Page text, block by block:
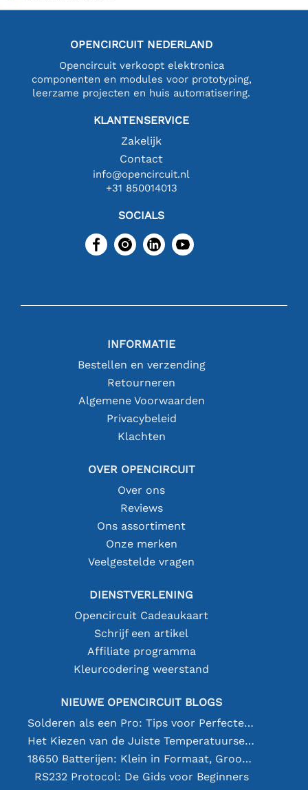
OPENCIRCUIT NEDERLAND
Opencircuit verkoopt elektronica
componenten en modules voor prototyping,
leerzame projecten en huis automatisering.
KLANTENSERVICE
Zakelijk
Contact
info@opencircuit.nl
+31 850014013
SOCIALS
INFORMATIE
Bestellen en verzending
Retourneren
Algemene Voorwaarden
Privacybeleid
Klachten
OVER OPENCIRCUIT
Over ons
Reviews
Ons assortiment
Onze merken
Veelgestelde vragen
DIENSTVERLENING
Opencircuit Cadeaukaart
Schrijf een artikel
Affiliate programma
Kleurcodering weerstand
NIEUWE OPENCIRCUIT BLOGS
Solderen als een Pro: Tips voor Perfecte Elektronische Verbindingen
Het Kiezen van de Juiste Temperatuursensor [youtube]
18650 Batterijen: Klein in Formaat, Groot in Prestatie
RS232 Protocol: De Gids voor Beginners